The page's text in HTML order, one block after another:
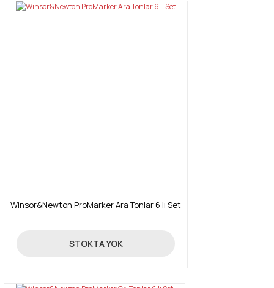
Winsor&Newton ProMarker Ara Tonlar 6 lı Set
131,18 TL
STOKTA YOK